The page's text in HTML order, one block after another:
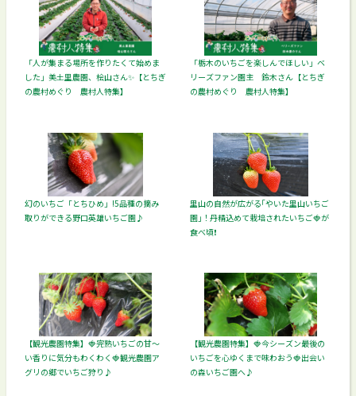
「人が集まる場所を作りたくて始めま
した」美土里農園、桧山さん✨【とちぎ
の農村めぐり 農村人特集】
「栃木のいちごを楽しんでほしい」ベ
リーズファン園主 鈴木さん【とちぎ
の農村めぐり 農村人特集】
幻のいちご「とちひめ」!5品種の摘み
取りができる野口英雄いちご園♪
里山の自然が広がる｢やいた里山いちご
園｣！丹精込めて栽培されたいちご🍓が
食べ頃❗️
【観光農園特集】🍓完熟いちごの甘～
い香りに気分もわくわく🍓観光農園ア
グリの郷でいちご狩り♪
【観光農園特集】🍓今シーズン最後の
いちごを心ゆくまで味わおう🍓出会い
の森いちご園へ♪